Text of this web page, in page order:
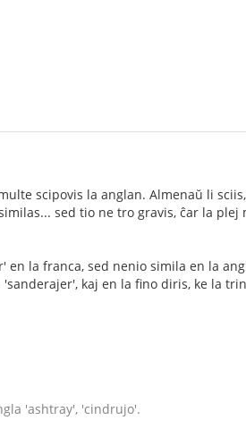
scipovis la anglan. Almenaŭ li
sed tio ne tro gravis, ĉar la plej
la franca, sed nenio simila en la
kaj en la fino diris, ke la
'ashtray', 'cindrujo'.